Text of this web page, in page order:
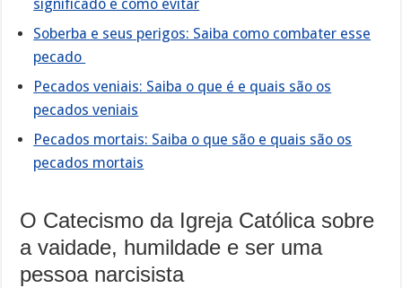
significado e como evitar
Soberba e seus perigos: Saiba como combater esse
pecado
Pecados veniais: Saiba o que é e quais são os
pecados veniais
Pecados mortais: Saiba o que são e quais são os
pecados mortais
O Catecismo da Igreja Católica sobre
a vaidade, humildade e ser uma
pessoa narcisista